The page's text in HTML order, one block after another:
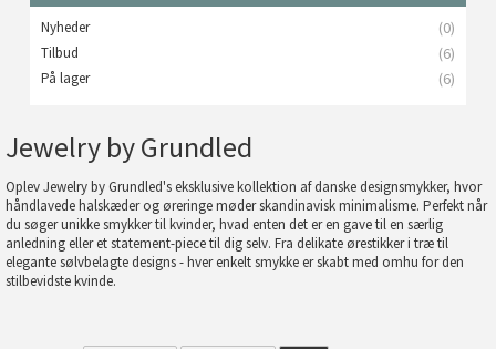
Nyheder (0)
Tilbud (6)
På lager (6)
Jewelry by Grundled
Oplev Jewelry by Grundled's eksklusive kollektion af danske designsmykker, hvor
håndlavede halskæder og øreringe møder skandinavisk minimalisme. Perfekt når
du søger unikke smykker til kvinder, hvad enten det er en gave til en særlig
anledning eller et statement-piece til dig selv. Fra delikate ørestikker i træ til
elegante sølvbelagte designs - hver enkelt smykke er skabt med omhu for den
stilbevidste kvinde.